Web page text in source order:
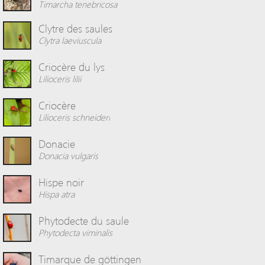
timarcha tenebricosa
clytre des saules
clytra laeviuscula
criocère du lys
lilioceris lilii
criocère
lilioceris schneideri
donacie
donacia vulgaris
hispe noir
hispa atra
phytodecte du saule
phytodecta viminalis
timarque de göttingen